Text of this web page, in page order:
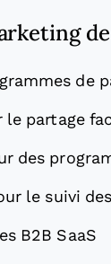
de
le partage
des
le suivi
B2B SaaS